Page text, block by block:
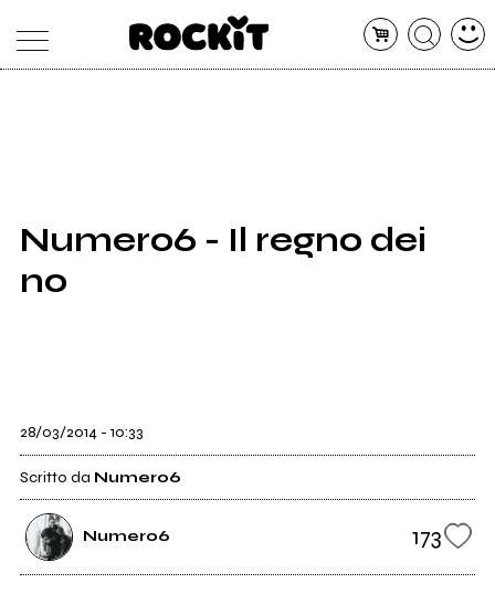
SHOP
RADIO
Numero6 - Il regno dei
no
28/03/2014 - 10:33
Scritto da Numero6
Numero6 173